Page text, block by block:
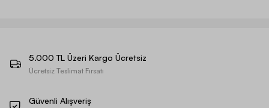
5.000 TL Üzeri Kargo Ücretsiz
Ücretsiz Teslimat Fırsatı
Güvenli Alışveriş